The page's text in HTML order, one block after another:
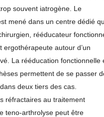
souvent iatrogène. Le
mené dans un centre dédié
rééducateur
ergothérapeute autour d’un
La rééducation fonctionnelle
permettent de se passer
deux tiers des cas.
réfractaires au traitement
teno-arthrolyse peut être